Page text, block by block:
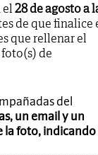
el28 de agosto a
de que finalice
que rellenar el
de
del
un email y un
la foto, indicando